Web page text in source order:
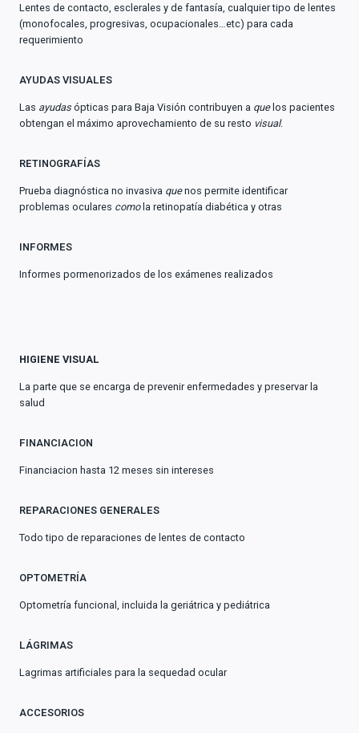
Lentes de contacto, esclerales y de fantasía, cualquier tipo de lentes
(monofocales, progresivas, ocupacionales…etc) para cada
requerimiento
AYUDAS VISUALES
Las ayudasópticas para Baja Visión contribuyen a quelos pacientes
obtengan el máximo aprovechamiento de su resto visual.
RETINOGRAFÍAS
Prueba diagnóstica no invasiva quenos permite identificar
problemas oculares comola retinopatía diabética y otras
INFORMES
Informes pormenorizados de los exámenes realizados
HIGIENE VISUAL
La parte que se encarga de prevenir enfermedades y preservar la
salud
FINANCIACION
Financiacion hasta 12 meses sin intereses
REPARACIONES GENERALES
Todo tipo de reparaciones de lentes de contacto
OPTOMETRÍA
Optometría funcional, incluida la geriátrica y pediátrica
LÁGRIMAS
Lagrimas artificiales para la sequedad ocular
ACCESORIOS